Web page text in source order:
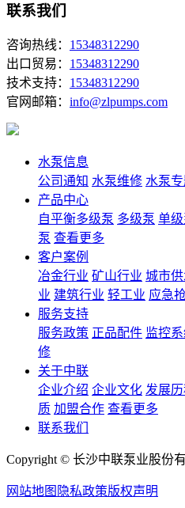
联系我们
咨询热线： 15348312290
出口贸易： 15348312290
技术支持： 15348312290
官网邮箱： info@zlpumps.com
水泵信息
公司通知 水泵维修 水泵
产品中心
自平衡多级泵 多级泵 单
泵 查看更多
客户案例
冶金行业 矿山行业 城市
业 建筑行业 轻工业 应急
服务支持
服务政策 正品配件 监控
修
关于中联
企业介绍 企业文化 发展
质 加盟合作 查看更多
联系我们
Copyright © 长沙中联泵业股份
网站地图 隐私政策版权声明